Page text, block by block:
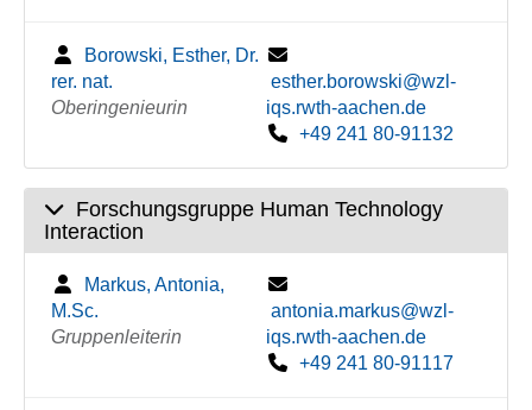
Borowski, Esther, Dr.
rer. nat.
Oberingenieurin
esther.borowski@wzl-
iqs.rwth-aachen.de
+49 241 80-91132
Forschungsgruppe Human Technology
Interaction
Markus, Antonia,
M.Sc.
Gruppenleiterin
antonia.markus@wzl-
iqs.rwth-aachen.de
+49 241 80-91117